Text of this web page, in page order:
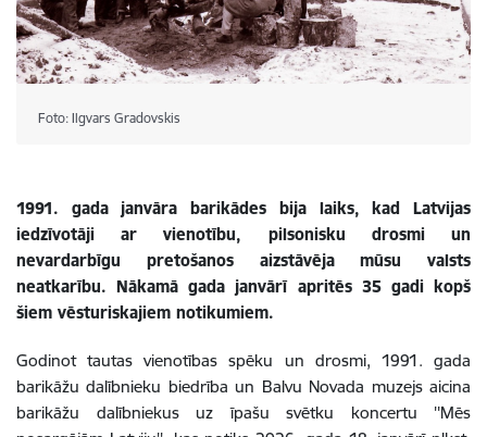
Foto: Ilgvars Gradovskis
1991. gada janvāra barikādes bija laiks, kad Latvijas
iedzīvotāji ar vienotību, pilsonisku drosmi un
nevardarbīgu pretošanos aizstāvēja mūsu valsts
neatkarību. Nākamā gada janvārī apritēs 35 gadi kopš
šiem vēsturiskajiem notikumiem.
Godinot tautas vienotības spēku un drosmi, 1991. gada
barikāžu dalībnieku biedrība un Balvu Novada muzejs aicina
barikāžu dalībniekus uz īpašu svētku koncertu ''Mēs